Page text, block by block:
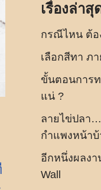
เรื่องล่าสุ
กรณีไหน ต้อ
เลือกสีทา ภ
ขั้นตอนการ
แน่ ?
ลายไข่ปลา
กำแพงหน้า
อีกหนึ่งผลงา
Wall